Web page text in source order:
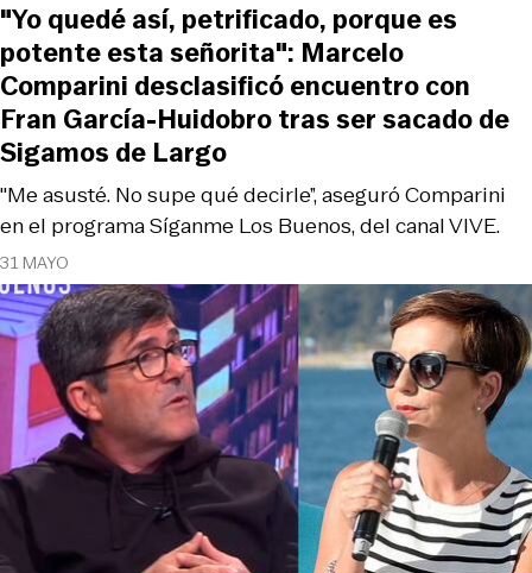
31 MAYO
"Me asusté. No supe qué decirle”, aseguró Comparini
en el programa Síganme Los Buenos, del canal VIVE.
"Yo quedé así, petrificado, porque es
potente esta señorita": Marcelo
Comparini desclasificó encuentro con
Fran García-Huidobro tras ser sacado de
Sigamos de Largo